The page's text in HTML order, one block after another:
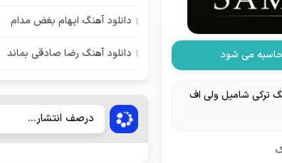
می شود
ترکی شامیل ولی اف
دانلود آهنگ ایهام بغض مدام
دانلود آهنگ رضا صادقی بماند
درصف انتشار...